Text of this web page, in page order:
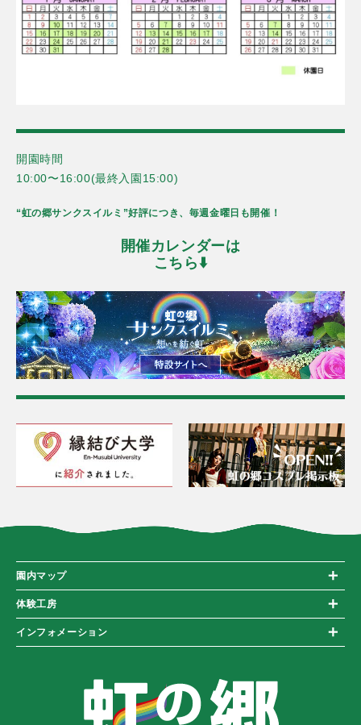
開園時間
10:00〜16:00(最終入園15:00)
“虹の郷サンクスイルミ”好評につき、毎週金曜日も開催！
開催カレンダーは
こちら⬇️
園内マップ
体験工房
インフォメーション